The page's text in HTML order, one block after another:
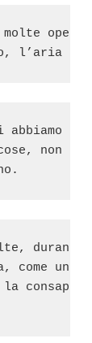
l’aria e
abbiamo
non si
durante
come un